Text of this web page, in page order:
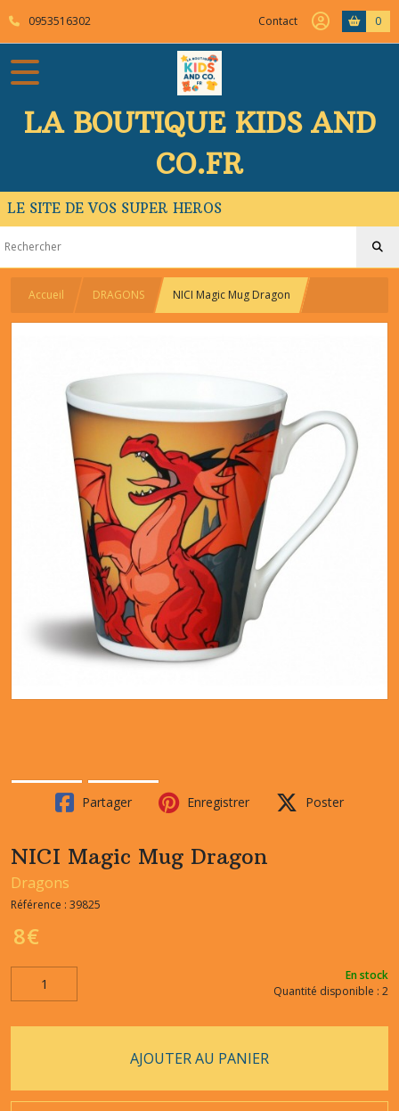
0953516302 Contact 0
LA BOUTIQUE KIDS AND
CO.FR
LE SITE DE VOS SUPER HEROS
Accueil DRAGONS NICI Magic Mug Dragon
Partager Enregistrer Poster
NICI Magic Mug Dragon
Dragons
Référence : 39825
8€
En stock
Quantité disponible : 2
AJOUTER AU PANIER